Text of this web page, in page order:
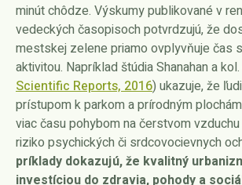
minút chôdze. Výskumy publikované v
vedeckých časopisoch potvrdzujú, že
mestskej zelene priamo ovplyvňuje čas
aktivitou. Napríklad štúdia Shanahan a
Scientific Reports, 2016) ukazuje, že
prístupom k parkom a prírodným
viac času pohybom na čerstvom vzduchu
riziko psychických či srdcovocievnych
príklady dokazujú, že kvalitný
investíciou do zdravia, pohody a